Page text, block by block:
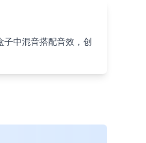
子中混音搭配音效，创